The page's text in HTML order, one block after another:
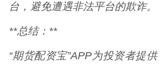
台，避免遭遇非法平台的欺诈。
**总结：**
“期货配资宝”APP为投资者提